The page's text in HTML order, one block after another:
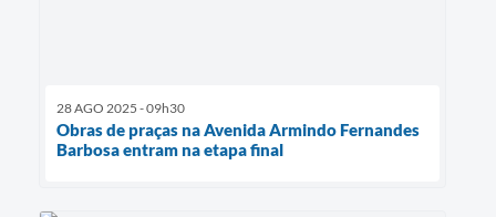
28 AGO 2025 - 09h30
Obras de praças na Avenida Armindo Fernandes
Barbosa entram na etapa final